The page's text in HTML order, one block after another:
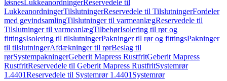
løsnesLukkeanordningerReservedele til
LukkeanordningerTilslutningerReservedele til TilslutningerFordeler
med gevindsamlingTilslutninger til varmeanlægReservedele til
Tilslutninger til varmeanlægTilbehørIsolering til rør og
fittingsIsolering til tilslutningerPakninger til rør og fittingsPakninger
til tilslutningerAfdækninger til rørBeslag til
rørSystempakningerGeberit Mapress RustfritGeberit Mapress
RustfritReservedele til Geberit Mapress RustfritSystemrør
1.4401Reservedele til Systemrør 1.4401 Systemrør